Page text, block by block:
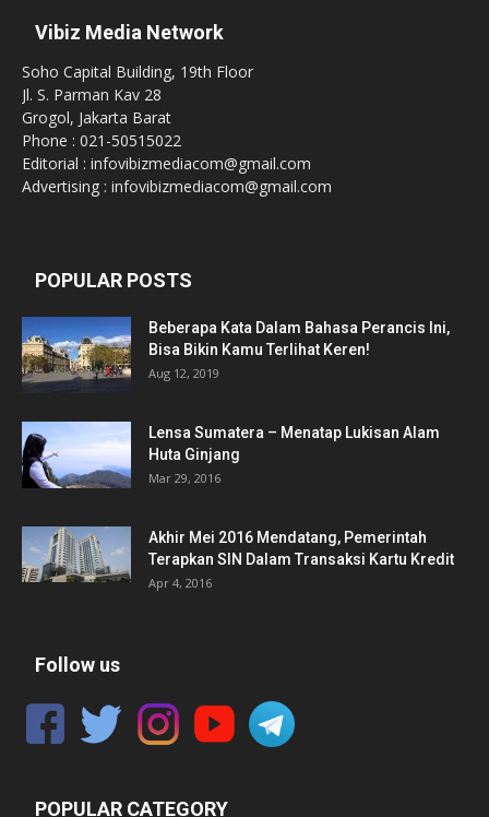
Vibiz Media Network
Soho Capital Building, 19th Floor
Jl. S. Parman Kav 28
Grogol, Jakarta Barat
Phone : 021-50515022
Editorial : infovibizmediacom@gmail.com
Advertising : infovibizmediacom@gmail.com
POPULAR POSTS
Beberapa Kata Dalam Bahasa Perancis Ini,
Bisa Bikin Kamu Terlihat Keren!
Aug 12, 2019
Lensa Sumatera – Menatap Lukisan Alam
Huta Ginjang
Mar 29, 2016
Akhir Mei 2016 Mendatang, Pemerintah
Terapkan SIN Dalam Transaksi Kartu Kredit
Apr 4, 2016
Follow us
POPULAR CATEGORY